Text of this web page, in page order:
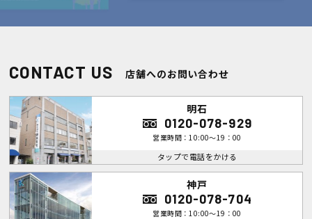
CONTACT US 店舗へのお問い合わせ
明石
0120-078-929
営業時間：10:00～19：00
タップで電話をかける
神戸
0120-078-704
営業時間：10:00～19：00